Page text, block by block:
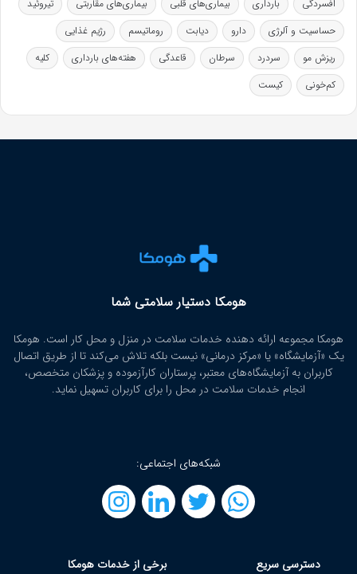
افسردگی بارداری بیماری‌های قلبی بیماری‌های مقاربتی
تیروئید
حساسیت و آلرژی
دارو دیابت روماتیسم
رژیم غذایی
ریزش مو
سردرد سرطان قاعدگی هفته‌های بارداری
کلیه
کم‌خونی
کیست
هومکا دستیار سلامتی شما
هومکا مجموعه ارائه‌ دهنده خدمات سلامت در منزل و محل کار است. هومکا
یک «آزمایشگاه» یا «مرکز درمانی» نیست بلکه تلاش می‌کند تا از طریق اتصال
کاربران به آزمایشگاه‌های معتبر، پرستاران کارآزموده و پزشکان متخصص،
انجام خدمات سلامت در محل را برای کاربران تسهیل نماید.
شبکه‌های اجتماعی:
دسترسی سریع برخی از خدمات هومکا